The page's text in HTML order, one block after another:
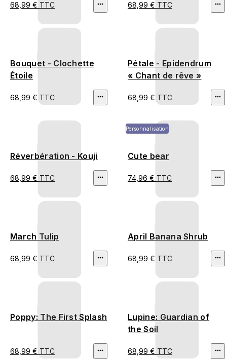
68,99 € TTC 68,99 € TTC
Bouquet - Clochette
Étoile
68,99 € TTC
Pétale - Epidendrum
« Chant de rêve »
68,99 € TTC
Réverbération - Kouji
68,99 € TTC
Personnalisation
Cute bear
74,96 € TTC
March Tulip
68,99 € TTC
April Banana Shrub
68,99 € TTC
Poppy: The First Splash
68,99 € TTC
Lupine: Guardian of
the Soil
68,99 € TTC